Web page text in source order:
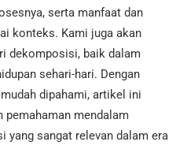
serta manfaat dan
konteks. Kami juga akan
dekomposisi, baik dalam
sehari-hari. Dengan
dipahami, artikel ini
pemahaman mendalam
yang sangat relevan dalam era